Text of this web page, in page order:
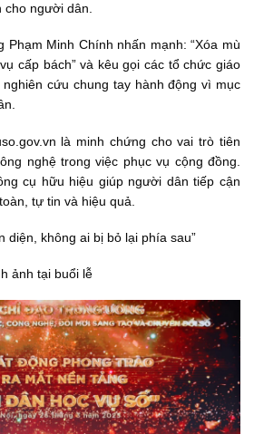
người dân.
Minh Chính nhấn mạnh: “Xóa mù
cấp bách” và kêu gọi các tổ chức giáo
cứu chung tay hành động vì mục
là minh chứng cho vai trò tiên
nghệ trong việc phục vụ cộng đồng.
cụ hữu hiệu giúp người dân tiếp cận
tự tin và hiệu quả.
diện, không ai bị bỏ lại phía sau”
ảnh tại buổi lễ